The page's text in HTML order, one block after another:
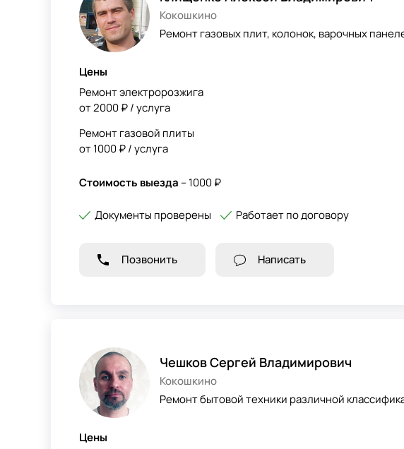
Кокошкино
Ремонт газовых плит, колонок, варочных
Цены
Ремонт электророзжига
от 2000 ₽ / услуга
Ремонт газовой плиты
от 1000 ₽ / услуга
Стоимость выезда – 1000 ₽
Документы проверены Работает по договору
Позвонить Написать
Чешков Сергей Владимирович
Кокошкино
Ремонт бытовой техники различной
Цены